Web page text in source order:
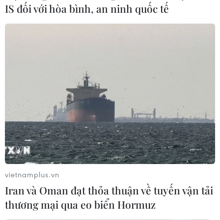
Quang cảnh phiên họp. (Ảnh: Doãn Tấn/TTXVN)
Chính phủ cần xem xét, bổ sung quan điểm và
nguyên tắc điều chỉnh quy hoạch tổng thể quốc
gia theo hướng đề cao tính ổn định, dài hạn,
IS đối với hòa bình, an ninh quốc tế
vietnamplus.vn
Iran và Oman đạt thỏa thuận về tuyến vận tải
thương mại qua eo biển Hormuz